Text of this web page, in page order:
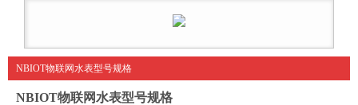
NBIOT物联网水表型号规格
NBIOT物联网水表型号规格